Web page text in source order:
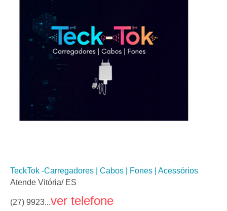
TeckTok -Carregadores | Cabos | Fones | Acessórios
Atende Vitória/ ES
(27) 9923...ver telefone